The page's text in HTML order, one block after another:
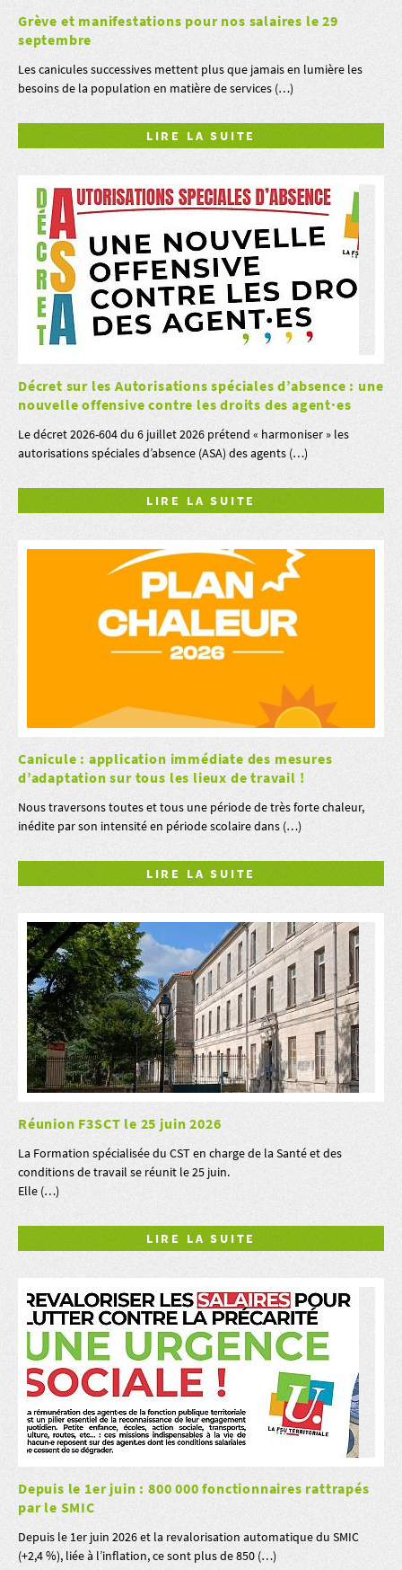
Grève et manifestations pour nos salaires le 29
septembre
Les canicules successives mettent plus que jamais en lumière les
besoins de la population en matière de services (…)
LIRE LA SUITE
Décret sur les Autorisations spéciales d’absence : une
nouvelle offensive contre les droits des agent·es
Le décret 2026-604 du 6 juillet 2026 prétend « harmoniser » les
autorisations spéciales d’absence (ASA) des agents (…)
LIRE LA SUITE
Canicule : application immédiate des mesures
d’adaptation sur tous les lieux de travail !
Nous traversons toutes et tous une période de très forte chaleur,
inédite par son intensité en période scolaire dans (…)
LIRE LA SUITE
Réunion F3SCT le 25 juin 2026
La Formation spécialisée du CST en charge de la Santé et des
conditions de travail se réunit le 25 juin.
Elle (…)
LIRE LA SUITE
Depuis le 1er juin : 800 000 fonctionnaires rattrapés
par le SMIC
Depuis le 1er juin 2026 et la revalorisation automatique du SMIC
(+2,4 %), liée à l’inflation, ce sont plus de 850 (…)